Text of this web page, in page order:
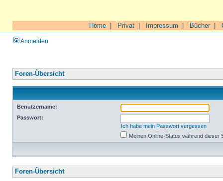
Home Privat Impressum Bücher|
Anmelden
Foren-Übersicht
Benutzername:
Passwort:
Ich habe mein Passwort vergessen
Meinen Online-Status während dieser
Foren-Übersicht